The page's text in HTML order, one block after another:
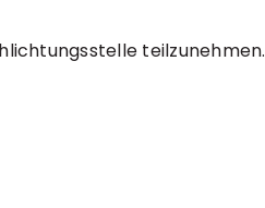
teilzunehmen.